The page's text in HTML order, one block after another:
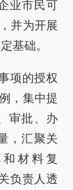
业市民可
并为开展
基础。
项的授权
，集中提
审批、办
，汇聚关
材料复
负责人透